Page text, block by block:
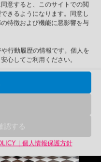
意すると、このサイトでの閲
きるようになります。同意し
特徴および機能に悪影響を与
行動履歴の情報です。個人を
心してご利用ください。
認する
｜個人情報保護方針